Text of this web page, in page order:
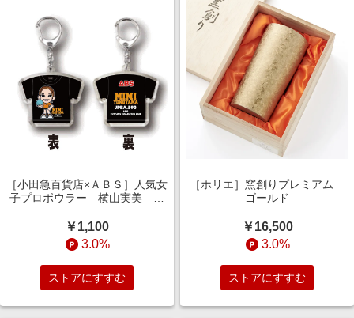
［小田急百貨店×ＡＢＳ］人気女
子プロボウラー 横山実美 キ
￥1,100
3.0%
ストアにすすむ
［ホリエ］窯創りプレミアム
ゴールド
￥16,500
3.0%
ストアにすすむ